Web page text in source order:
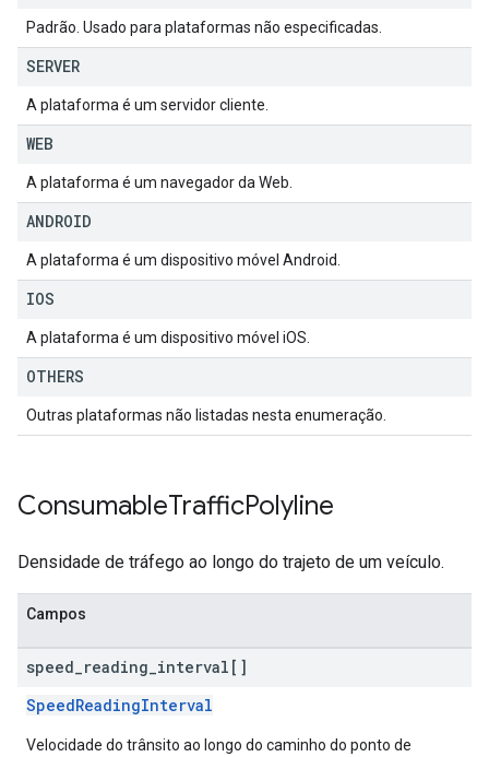
Padrão. Usado para plataformas não especificadas.
SERVER
A plataforma é um servidor cliente.
WEB
A plataforma é um navegador da Web.
ANDROID
A plataforma é um dispositivo móvel Android.
IOS
A plataforma é um dispositivo móvel iOS.
OTHERS
Outras plataformas não listadas nesta enumeração.
ConsumableTrafficPolyline
Densidade de tráfego ao longo do trajeto de um veículo.
Campos
speed reading interval[]
SpeedReadingInterval
Velocidade do trânsito ao longo do caminho do ponto de